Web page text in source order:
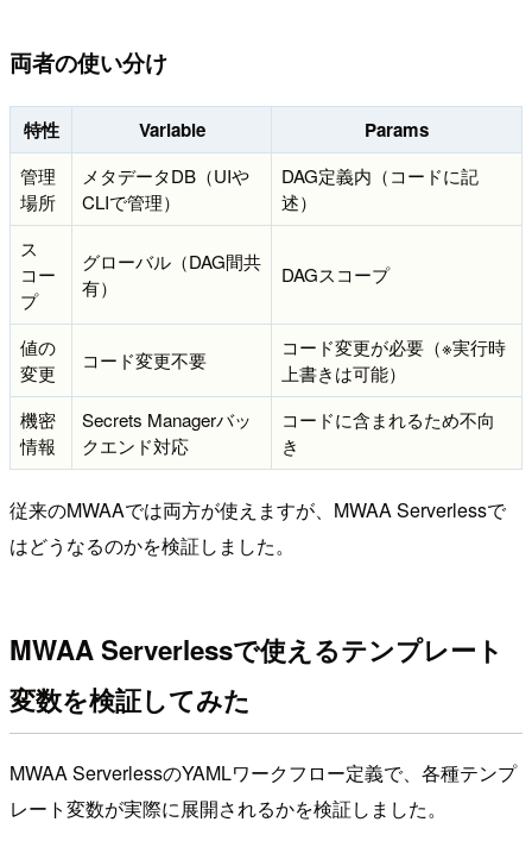
両者の使い分け
特性 Variable Params
管理
場所
メタデータDB（UIや
CLIで管理）
DAG定義内（コードに記
述）
ス
コー
プ
グローバル（DAG間共
有）
DAGスコープ
値の
変更
コード変更不要
コード変更が必要（※実行時
上書きは可能）
機密
情報
Secrets Managerバッ
クエンド対応
コードに含まれるため不向
き
従来のMWAAでは両方が使えますが、MWAA Serverlessで
はどうなるのかを検証しました。
MWAA Serverlessで使えるテンプレート
変数を検証してみた
MWAA ServerlessのYAMLワークフロー定義で、各種テンプ
レート変数が実際に展開されるかを検証しました。